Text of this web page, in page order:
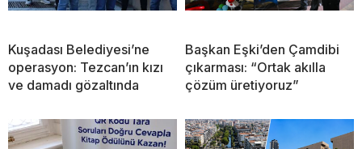
Kuşadası Belediyesi’ne
operasyon: Tezcan’ın kızı
ve damadı gözaltında
Başkan Eşki’den Çamdibi
çıkarması: “Ortak akılla
çözüm üretiyoruz”